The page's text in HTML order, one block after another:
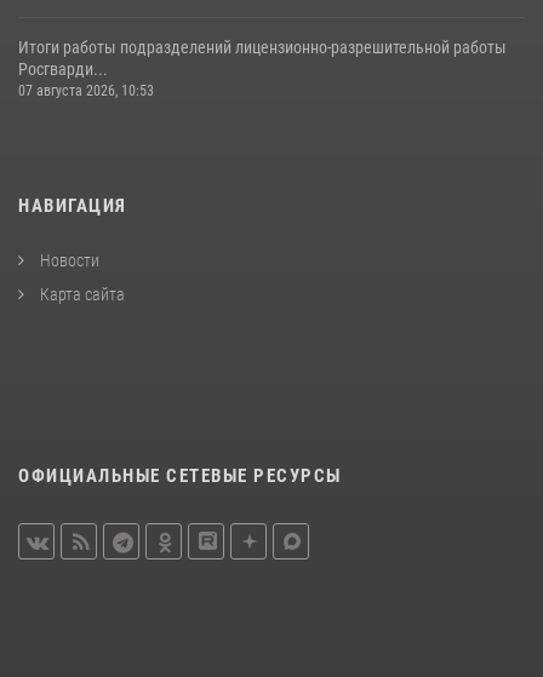
Итоги работы подразделений лицензионно-разрешительной работы
Росгварди...
07 августа 2026, 10:53
НАВИГАЦИЯ
Новости
Карта сайта
ОФИЦИАЛЬНЫЕ СЕТЕВЫЕ РЕСУРСЫ